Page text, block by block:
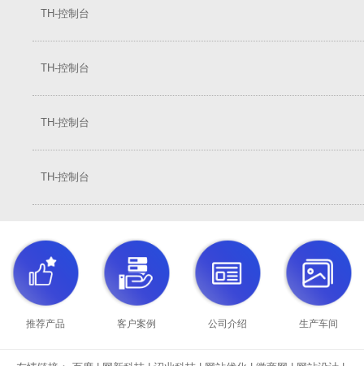
TH-控制台
TH-控制台
TH-控制台
TH-控制台
推荐产品 客户案例 公司介绍 生产车间